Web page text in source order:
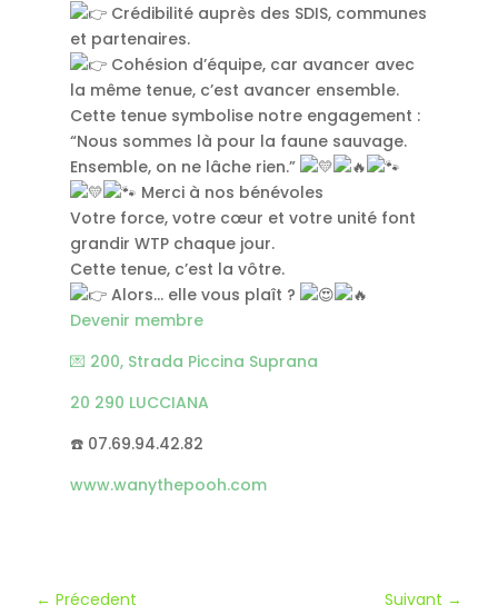
Crédibilité auprès des SDIS, communes
et partenaires.
Cohésion d’équipe, car avancer avec
la même tenue, c’est avancer ensemble.
Cette tenue symbolise notre engagement :
“Nous sommes là pour la faune sauvage.
Ensemble, on ne lâche rien.”
Merci à nos bénévoles
Votre force, votre cœur et votre unité font
grandir WTP chaque jour.
Cette tenue, c’est la vôtre.
Alors… elle vous plaît ?
Devenir membre
💌 200, Strada Piccina Suprana
20 290 LUCCIANA
☎️ 07.69.94.42.82
www.wanythepooh.com
←Précedent Suivant →